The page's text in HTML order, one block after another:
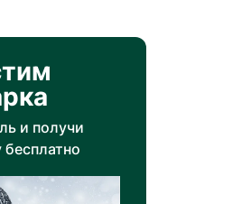
и получи